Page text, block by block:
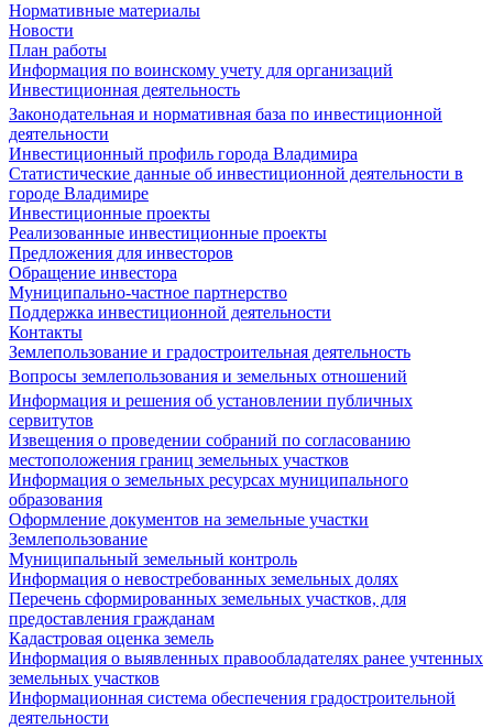
Нормативные материалы
Новости
План работы
Информация по воинскому учету для организаций
Инвестиционная деятельность
Законодательная и нормативная база по инвестиционной
деятельности
Инвестиционный профиль города Владимира
Статистические данные об инвестиционной деятельности в
городе Владимире
Инвестиционные проекты
Реализованные инвестиционные проекты
Предложения для инвесторов
Обращение инвестора
Муниципально-частное партнерство
Поддержка инвестиционной деятельности
Контакты
Землепользование и градостроительная деятельность
Вопросы землепользования и земельных отношений
Информация и решения об установлении публичных
сервитутов
Извещения о проведении собраний по согласованию
местоположения границ земельных участков
Информация о земельных ресурсах муниципального
образования
Оформление документов на земельные участки
Землепользование
Муниципальный земельный контроль
Информация о невостребованных земельных долях
Перечень сформированных земельных участков, для
предоставления гражданам
Кадастровая оценка земель
Информация о выявленных правообладателях ранее учтенных
земельных участков
Информационная система обеспечения градостроительной
деятельности